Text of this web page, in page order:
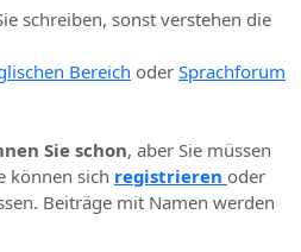
schreiben, sonst verstehen die
Bereich oder Sprachforum
Sie schon, aber Sie müssen
können sich registrieren oder
Beiträge mit Namen werden